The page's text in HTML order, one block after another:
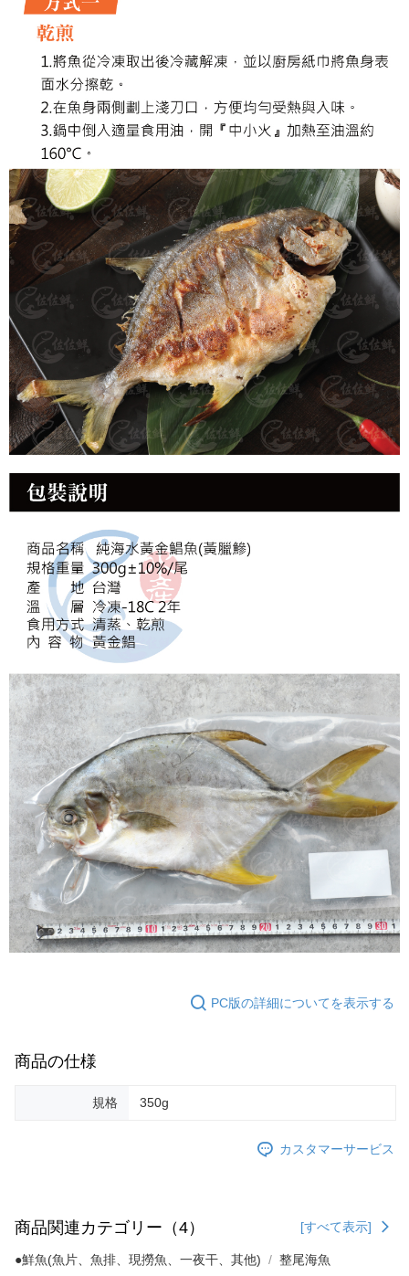
PC版の詳細についてを表示する
商品の仕様
規格 350g
カスタマーサービス
商品関連カテゴリー（4） [すべて表示]
●鮮魚(魚片、魚排、現撈魚、一夜干、其他) 整尾海魚